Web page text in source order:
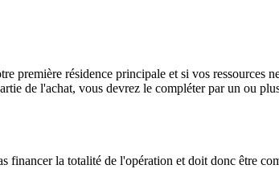
première résidence principale et si vos ressources
de l'achat, vous devrez le compléter par un ou
financer la totalité de l'opération et doit donc être